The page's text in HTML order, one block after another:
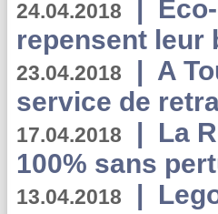
24.04.2018 |
repensent leur
23.04.2018 | A
service de
17.04.2018 | La
100% sans
13.04.2018 |